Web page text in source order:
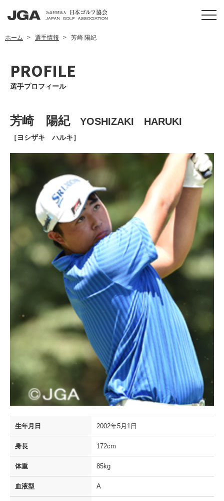
ホーム 選手情報 芳崎 陽紀
PROFILE
選手プロフィール
芳崎 陽紀 YOSHIZAKI HARUKI
［ヨシザキ ハルキ］
生年月日 2002年5月1日
身長 172cm
体重 85kg
血液型 A